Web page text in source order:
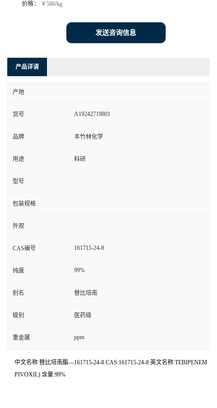
价格： ￥580/kg
发送咨询信息
产品详请
产地
货号 A19242719801
品牌 丰竹林化学
用途 科研
型号
包装规格
外观
CAS编号 161715-24-8
纯度 99%
别名 替比培南
级别 医药级
重金属 ppm
中文名称:替比培南酯—161715-24-8 CAS:161715-24-8 英文名称:TEBIPENEM
PIVOXIL) 含量:99%